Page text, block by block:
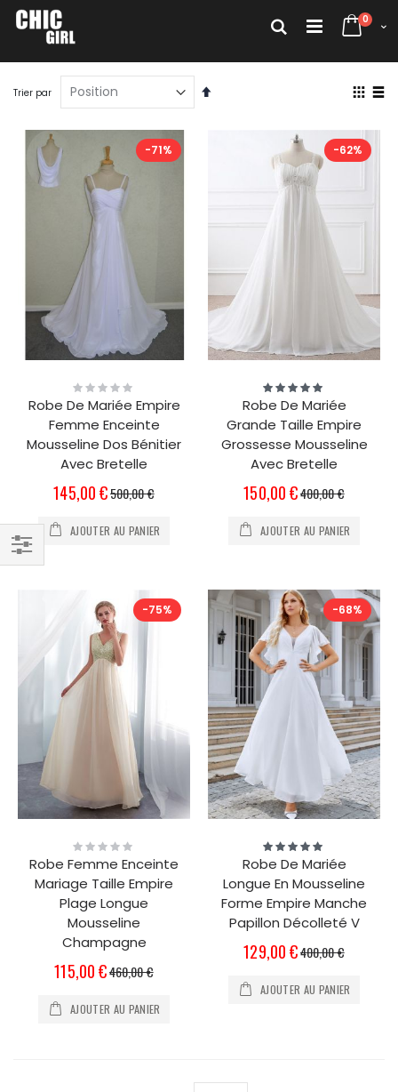
Rechercher Cart
0
Trier par
en
-71%
Rating:
0%
Robe De Mariée Empire
Femme Enceinte
Mousseline Dos Bénitier
Avec Bretelle
Prix
Spécial
145,00 €500,00 €
AJOUTER AU PANIER
-62%
Évaluation:
100%
Robe De Mariée
Grande Taille Empire
Grossesse Mousseline
Avec Bretelle
Prix
Spécial
150,00 €400,00 €
AJOUTER AU PANIER
-75%
Rating:
0%
Robe Femme Enceinte
Mariage Taille Empire
Plage Longue
Mousseline
Champagne
Prix
Spécial
115,00 €460,00 €
AJOUTER AU PANIER
-68%
Évaluation:
100%
Robe De Mariée
Longue En Mousseline
Forme Empire Manche
Papillon Décolleté V
Prix
Spécial
129,00 €400,00 €
AJOUTER AU PANIER
Filtrer